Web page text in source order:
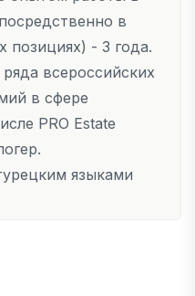
в
позициях) - 3 года.
всероссийских
в сфере
PRO Estate
языками